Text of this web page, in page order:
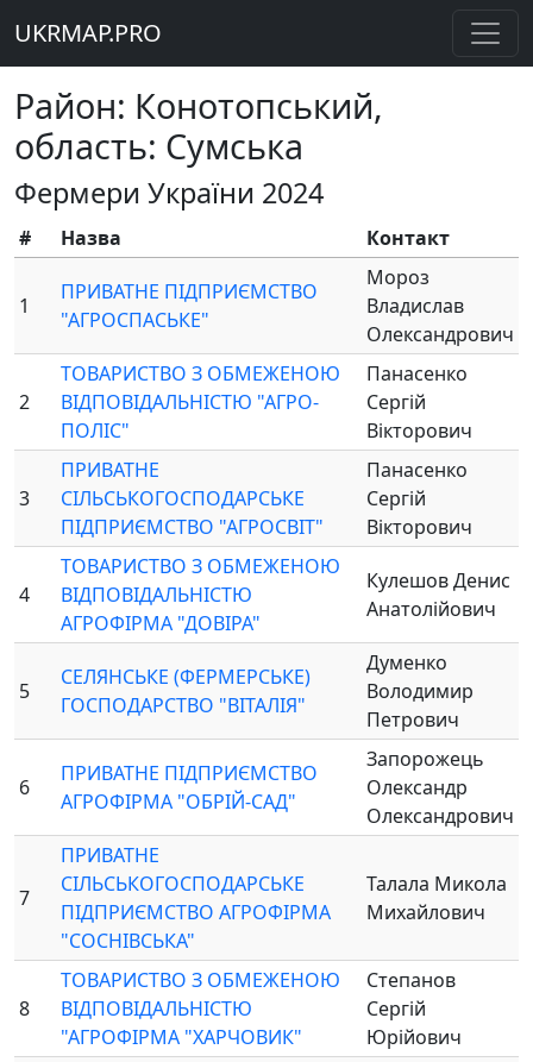
UKRMAP.PRO
Район: Конотопський,
область: Сумська
Фермери України 2024
# Назва Контакт
1
ПРИВАТНЕ ПІДПРИЄМСТВО
"АГРОСПАСЬКЕ"
Мороз
Владислав
Олександрович
2
ТОВАРИСТВО З ОБМЕЖЕНОЮ
ВІДПОВІДАЛЬНІСТЮ "АГРО-
ПОЛІС"
Панасенко
Сергій
Вікторович
3
ПРИВАТНЕ
СІЛЬСЬКОГОСПОДАРСЬКЕ
ПІДПРИЄМСТВО "АГРОСВІТ"
Панасенко
Сергій
Вікторович
4
ТОВАРИСТВО З ОБМЕЖЕНОЮ
ВІДПОВІДАЛЬНІСТЮ
АГРОФІРМА "ДОВІРА"
Кулешов Денис
Анатолійович
5
СЕЛЯНСЬКЕ (ФЕРМЕРСЬКЕ)
ГОСПОДАРСТВО "ВІТАЛІЯ"
Думенко
Володимир
Петрович
6
ПРИВАТНЕ ПІДПРИЄМСТВО
АГРОФІРМА "ОБРІЙ-САД"
Запорожець
Олександр
Олександрович
7
ПРИВАТНЕ
СІЛЬСЬКОГОСПОДАРСЬКЕ
ПІДПРИЄМСТВО АГРОФІРМА
"СОСНІВСЬКА"
Талала Микола
Михайлович
8
ТОВАРИСТВО З ОБМЕЖЕНОЮ
ВІДПОВІДАЛЬНІСТЮ
"АГРОФІРМА "ХАРЧОВИК"
Степанов
Сергій
Юрійович